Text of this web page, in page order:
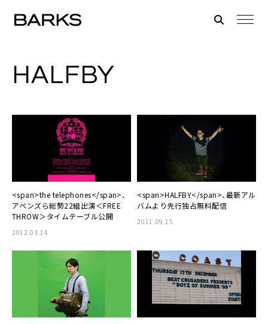
HALFBY
<span>the telephones</span>、
アベンズら総勢22組出演＜FREE
THROW＞タイムテーブル公開
2012.03.14
<span>HALFBY</span>、最新アル
バムより先行独占無料配信
2011.09.15